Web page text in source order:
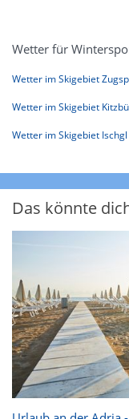
Wetter für
Wetter im Skigebiet
Wetter im Skigebiet
Wetter im Skigebiet
Das könnte